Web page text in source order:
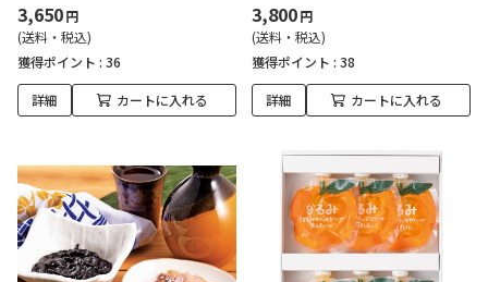
3,650円
(送料・税込)
獲得ポイント : 36
詳細 カートに入れる
3,800円
(送料・税込)
獲得ポイント : 38
詳細 カートに入れる